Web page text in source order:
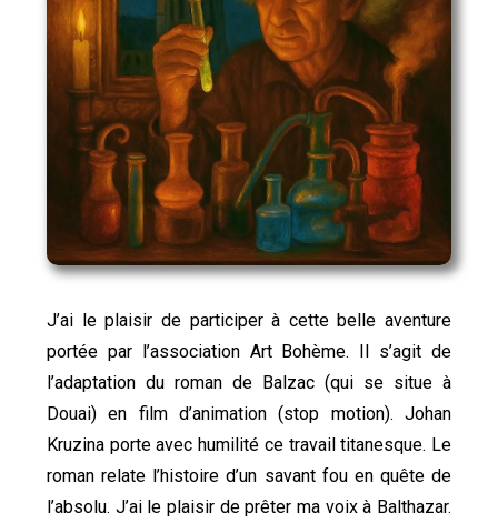
J’ai le plaisir de participer à cette belle aventure
portée par l’association Art Bohème. Il s’agit de
l’adaptation du roman de Balzac (qui se situe à
Douai) en film d’animation (stop motion). Johan
Kruzina porte avec humilité ce travail titanesque. Le
roman relate l’histoire d’un savant fou en quête de
l’absolu. J’ai le plaisir de prêter ma voix à Balthazar.